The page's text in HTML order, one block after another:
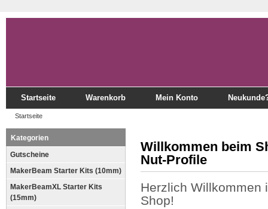
Startseite Warenkorb Mein Konto
Startseite
Kategorien
Gutscheine
MakerBeam Starter Kits (10mm)
MakerBeamXL Starter Kits
(15mm)
Willkommen beim
Nut-Profile
Herzlich Willkommen
Shop!